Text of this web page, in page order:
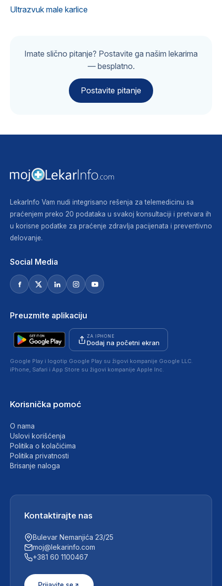
Ultrazvuk male karlice
Imate slično pitanje? Postavite ga našim lekarima
— besplatno.
Postavite pitanje
LekarInfo Vam nudi integrisano rešenja za telemedicinu sa
praćenjem preko 20 podataka u svakoj konsultaciji i pretvara ih
u korisne podatke za praćenje zdravlja pacijenata i preventivno
delovanje.
Social Media
Preuzmite aplikaciju
ZA IPHONE
Dodaj na početni ekran
Google Play i logotip Google Play su žigovi kompanije Google LLC.
iPhone, Safari i App Store su žigovi kompanije Apple Inc.
Korisnička pomoć
O nama
Uslovi korišćenja
Politika o kolačićima
Politika privatnosti
Brisanje naloga
Kontaktirajte nas
Bulevar Nemanjića 23/25
moj@lekarinfo.com
+381 60 1100467